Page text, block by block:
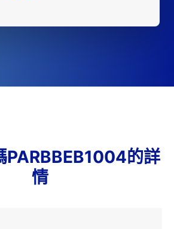
PARBBEB1004的詳
情